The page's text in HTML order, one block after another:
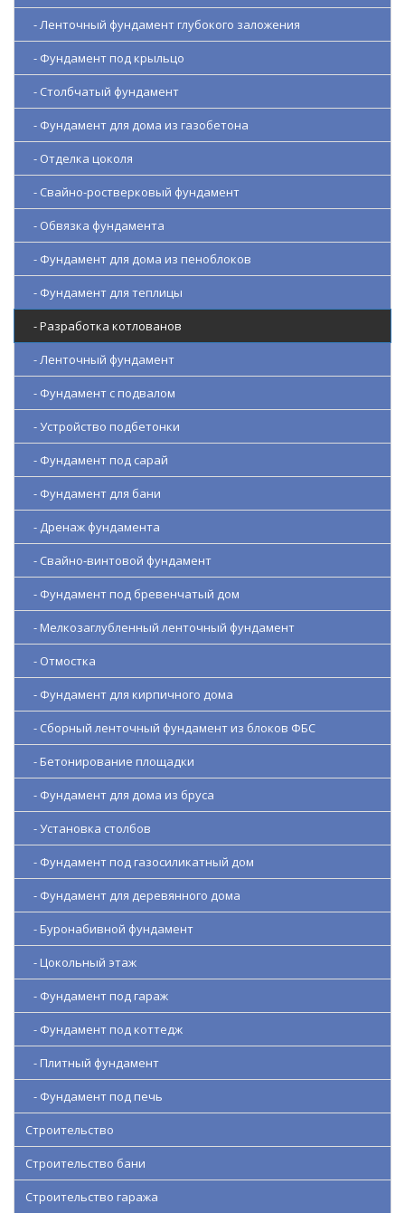
- Ленточный фундамент глубокого заложения
- Фундамент под крыльцо
- Столбчатый фундамент
- Фундамент для дома из газобетона
- Отделка цоколя
- Свайно-ростверковый фундамент
- Обвязка фундамента
- Фундамент для дома из пеноблоков
- Фундамент для теплицы
- Разработка котлованов
- Ленточный фундамент
- Фундамент с подвалом
- Устройство подбетонки
- Фундамент под сарай
- Фундамент для бани
- Дренаж фундамента
- Свайно-винтовой фундамент
- Фундамент под бревенчатый дом
- Мелкозаглубленный ленточный фундамент
- Отмостка
- Фундамент для кирпичного дома
- Сборный ленточный фундамент из блоков ФБС
- Бетонирование площадки
- Фундамент для дома из бруса
- Установка столбов
- Фундамент под газосиликатный дом
- Фундамент для деревянного дома
- Буронабивной фундамент
- Цокольный этаж
- Фундамент под гараж
- Фундамент под коттедж
- Плитный фундамент
- Фундамент под печь
Строительство
Строительство бани
Строительство гаража